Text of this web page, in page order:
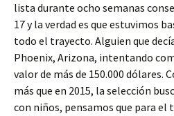
lista durante ocho semanas
17 y la verdad es que estuvimos
todo el trayecto. Alguien que
Phoenix, Arizona, intentando
valor de más de 150.000 dólares.
más que en 2015, la selección
con niños, pensamos que para el